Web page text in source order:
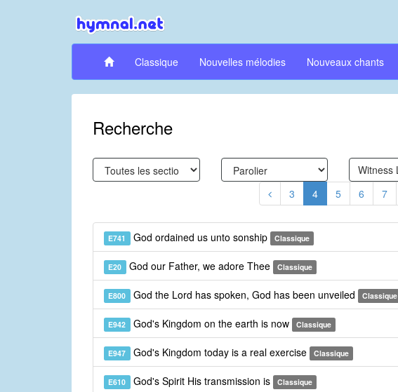
Classique Nouvelles mélodies Nouveaux chants
Recherche
3 4 5 6 7
E741 God ordained us unto sonship Classique
E20 God our Father, we adore Thee Classique
E800 God the Lord has spoken, God has been unveiled Classique
E942 God's Kingdom on the earth is now Classique
E947 God's Kingdom today is a real exercise Classique
E610 God's Spirit His transmission is Classique